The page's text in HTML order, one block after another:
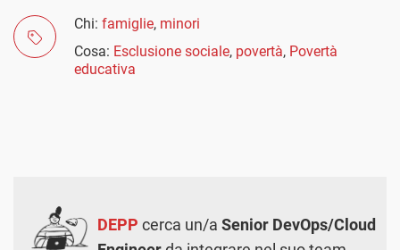
Chi: famiglie, minori
Cosa: Esclusione sociale, povertà, Povertà
educativa
DEPP cerca un/a Senior DevOps/Cloud